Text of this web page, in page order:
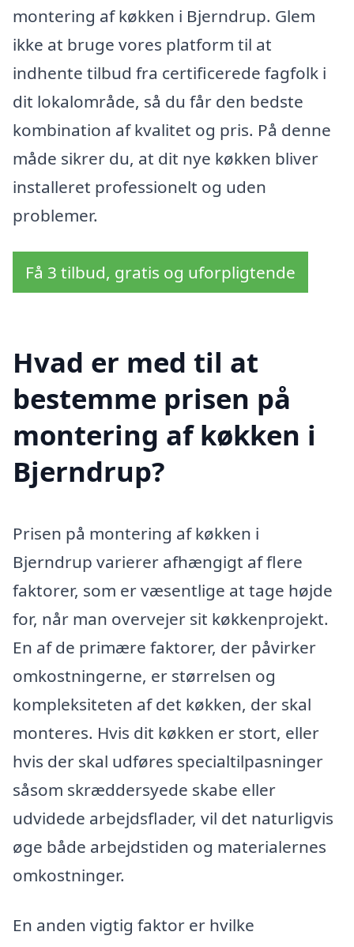
montering af køkken i Bjerndrup. Glem
ikke at bruge vores platform til at
indhente tilbud fra certificerede fagfolk i
dit lokalområde, så du får den bedste
kombination af kvalitet og pris. På denne
måde sikrer du, at dit nye køkken bliver
installeret professionelt og uden
problemer.
Få 3 tilbud, gratis og uforpligtende
Hvad er med til at
bestemme prisen på
montering af køkken i
Bjerndrup?
Prisen på montering af køkken i
Bjerndrup varierer afhængigt af flere
faktorer, som er væsentlige at tage højde
for, når man overvejer sit køkkenprojekt.
En af de primære faktorer, der påvirker
omkostningerne, er størrelsen og
kompleksiteten af det køkken, der skal
monteres. Hvis dit køkken er stort, eller
hvis der skal udføres specialtilpasninger
såsom skræddersyede skabe eller
udvidede arbejdsflader, vil det naturligvis
øge både arbejdstiden og materialernes
omkostninger.
En anden vigtig faktor er hvilke